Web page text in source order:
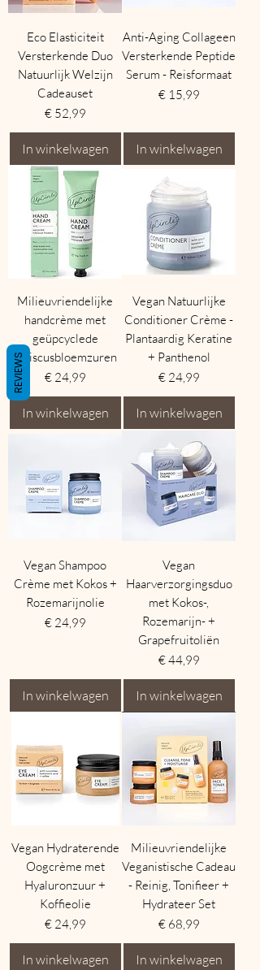
Eco Elasticiteit
Versterkende Duo
Natuurlijk Welzijn
Cadeauset
Prijs
€ 52,99
In winkelwagen
Anti-Aging Collageen
Versterkende Peptide
Serum - Reisformaat
Prijs
€ 15,99
In winkelwagen
Milieuvriendelijke
handcrème met
geüpcyclede
hibiscusbloemzuren
Prijs
€ 24,99
In winkelwagen
Vegan Natuurlijke
Conditioner Crème -
Plantaardig Keratine
+ Panthenol
Prijs
€ 24,99
In winkelwagen
Vegan Shampoo
Crème met Kokos +
Rozemarijnolie
Prijs
€ 24,99
In winkelwagen
Vegan
Haarverzorgingsduo
met Kokos-,
Rozemarijn- +
Grapefruitoliën
Prijs
€ 44,99
In winkelwagen
Vegan Hydraterende
Oogcrème met
Hyaluronzuur +
Koffieolie
Prijs
€ 24,99
In winkelwagen
Milieuvriendelijke
Veganistische Cadeau
- Reinig, Tonifieer +
Hydrateer Set
Prijs
€ 68,99
In winkelwagen
REVIEWS